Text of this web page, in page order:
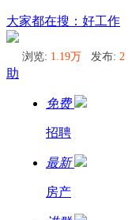
大家都在搜：好工作
浏览: 1.19万 发布: 2
助
免费
招聘
最新
房产